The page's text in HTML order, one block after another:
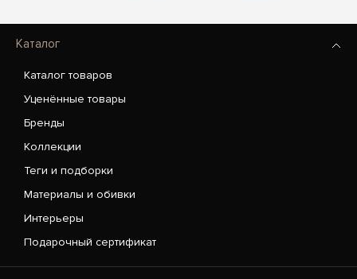
Каталог
Каталог товаров
Уценённые товары
Бренды
Коллекции
Теги и подборки
Материалы и обивки
Интерьеры
Подарочный сертификат